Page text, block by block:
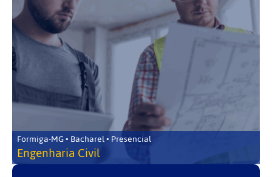
Formiga-MG • Bacharel • Presencial
Engenharia Civil